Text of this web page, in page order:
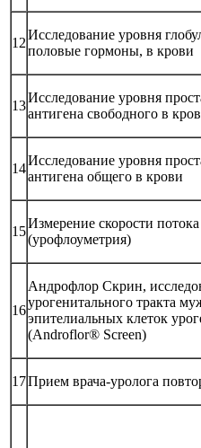
12
Исследование уровня
половые гормоны, в крови
13
Исследование уровня
антигена свободного в
14
Исследование уровня
антигена общего в крови
15
Измерение скорости
(урофлоуметрия)
16
Андрофлор Скрин,
урогенитального тракта
эпителиальных клеток
(Androflor® Screen)
17Прием врача-уролога